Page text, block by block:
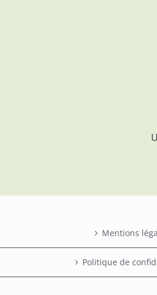
Mentions
Politique de